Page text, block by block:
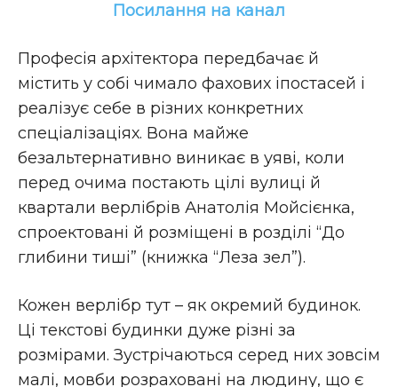
Посилання на канал
Професія архітектора передбачає й
містить у собі чимало фахових іпостасей і
реалізує себе в різних конкретних
спеціалізаціях. Вона майже
безальтернативно виникає в уяві, коли
перед очима постають цілі вулиці й
квартали верлібрів Анатолія Мойсієнка,
спроектовані й розміщені в розділі “До
глибини тиші” (книжка “Леза зел”).
Кожен верлібр тут – як окремий будинок.
Ці текстові будинки дуже різні за
розмірами. Зустрічаються серед них зовсім
малі, мовби розраховані на людину, що є